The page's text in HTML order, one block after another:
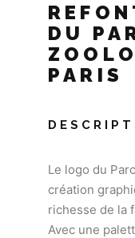
DU
PARIS
Le logo du
création
richesse de la
Avec une